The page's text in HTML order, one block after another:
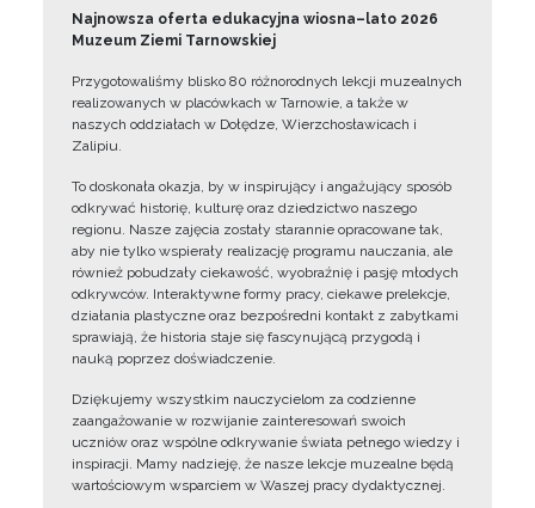
Najnowsza oferta edukacyjna wiosna–lato 2026
Muzeum Ziemi Tarnowskiej
Przygotowaliśmy blisko 80 różnorodnych lekcji muzealnych
realizowanych w placówkach w Tarnowie, a także w
naszych oddziałach w Dołędze, Wierzchosławicach i
Zalipiu.
To doskonała okazja, by w inspirujący i angażujący sposób
odkrywać historię, kulturę oraz dziedzictwo naszego
regionu. Nasze zajęcia zostały starannie opracowane tak,
aby nie tylko wspierały realizację programu nauczania, ale
również pobudzały ciekawość, wyobraźnię i pasję młodych
odkrywców. Interaktywne formy pracy, ciekawe prelekcje,
działania plastyczne oraz bezpośredni kontakt z zabytkami
sprawiają, że historia staje się fascynującą przygodą i
nauką poprzez doświadczenie.
Dziękujemy wszystkim nauczycielom za codzienne
zaangażowanie w rozwijanie zainteresowań swoich
uczniów oraz wspólne odkrywanie świata pełnego wiedzy i
inspiracji. Mamy nadzieję, że nasze lekcje muzealne będą
wartościowym wsparciem w Waszej pracy dydaktycznej.